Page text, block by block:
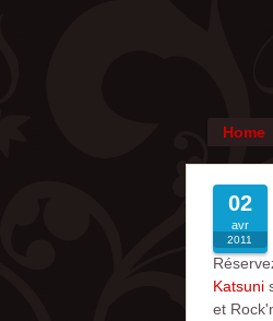
Home
02
avr
2011
Katsuni
et